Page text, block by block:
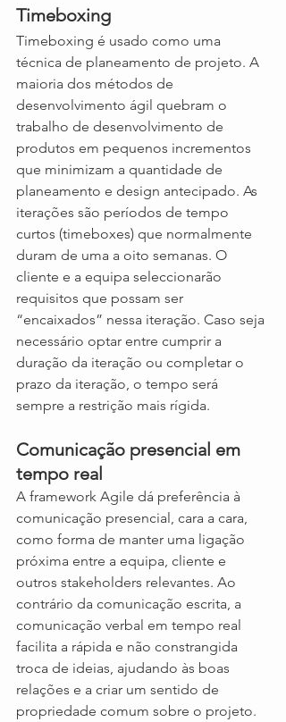
Timeboxing
Timeboxing é usado como uma
técnica de planeamento de projeto. A
maioria dos métodos de
desenvolvimento ágil quebram o
trabalho de desenvolvimento de
produtos em pequenos incrementos
que minimizam a quantidade de
planeamento e design antecipado. As
iterações são períodos de tempo
curtos (timeboxes) que normalmente
duram de uma a oito semanas. O
cliente e a equipa seleccionarão
requisitos que possam ser
“encaixados” nessa iteração. Caso seja
necessário optar entre cumprir a
duração da iteração ou completar o
prazo da iteração, o tempo será
sempre a restrição mais rígida.
Comunicação presencial em
tempo real
A framework Agile dá preferência à
comunicação presencial, cara a cara,
como forma de manter uma ligação
próxima entre a equipa, cliente e
outros stakeholders relevantes. Ao
contrário da comunicação escrita, a
comunicação verbal em tempo real
facilita a rápida e não constrangida
troca de ideias, ajudando às boas
relações e a criar um sentido de
propriedade comum sobre o projeto.